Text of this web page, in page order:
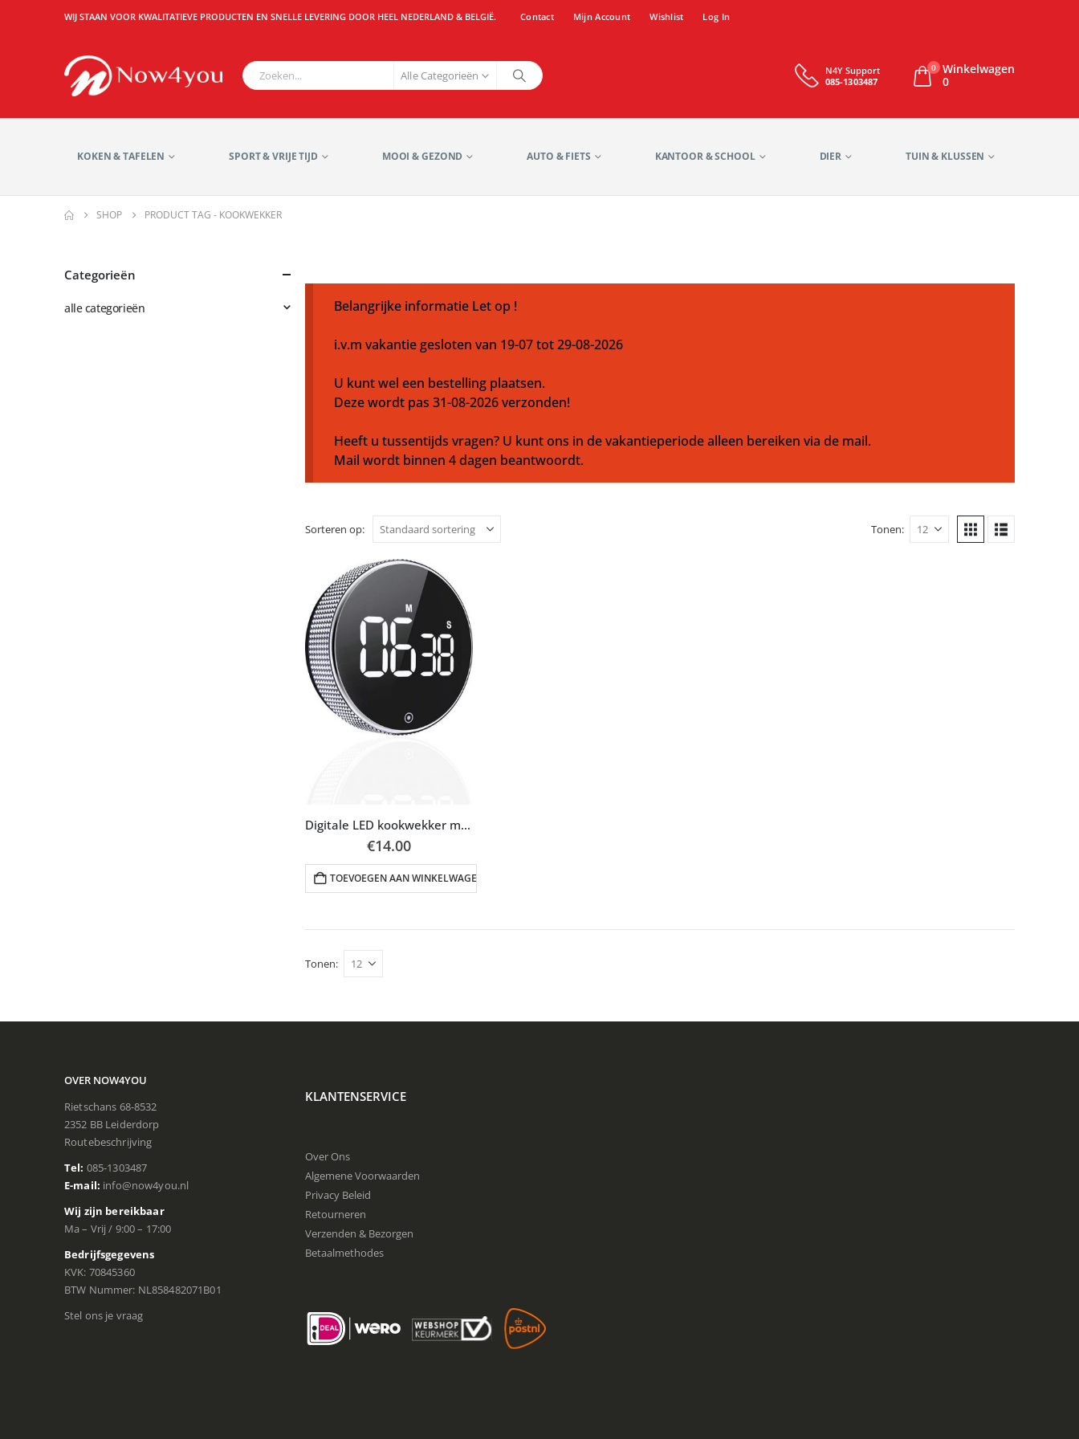
WIJ STAAN VOOR KWALITATIEVE PRODUCTEN EN SNELLE LEVERING DOOR HEEL NEDERLAND & BELGIË. Contact Mijn Account Wishlist Log In
Alle Categorieën
N4Y Support
085-1303487
0 Winkelwagen
0
KOKEN & TAFELEN SPORT & VRIJE TIJD MOOI & GEZOND AUTO & FIETS KANTOOR & SCHOOL DIER TUIN & KLUSSEN
SHOP PRODUCT TAG - KOOKWEKKER
Belangrijke informatie Let op !
i.v.m vakantie gesloten van 19-07 tot 29-08-2026
U kunt wel een bestelling plaatsen.
Deze wordt pas 31-08-2026 verzonden!
Heeft u tussentijds vragen? U kunt ons in de vakantieperiode alleen bereiken via de mail.
Mail wordt binnen 4 dagen beantwoordt.
Sorteren op: Tonen:
Digitale LED kookwekker met timer
€14.00
TOEVOEGEN AAN WINKELWAGEN
Tonen:
Categorieën
alle categorieën
OVER NOW4YOU
Rietschans 68-8532
2352 BB Leiderdorp
Routebeschrijving
Tel: 085-1303487
E-mail: info@now4you.nl
Wij zijn bereikbaar
Ma – Vrij / 9:00 – 17:00
Bedrijfsgegevens
KVK: 70845360
BTW Nummer: NL858482071B01
Stel ons je vraag
KLANTENSERVICE
Over Ons
Algemene Voorwaarden
Privacy Beleid
Retourneren
Verzenden & Bezorgen
Betaalmethodes